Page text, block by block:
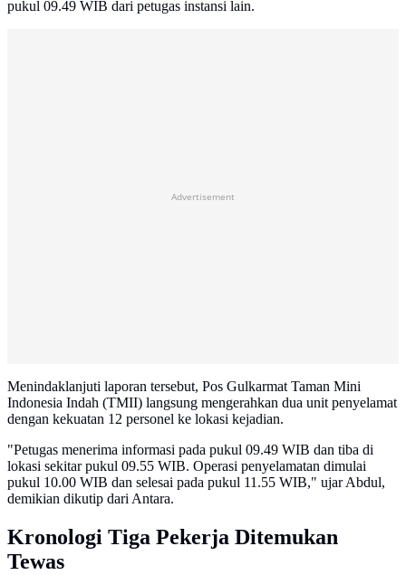
pukul 09.49 WIB dari petugas instansi lain.
Advertisement
Menindaklanjuti laporan tersebut, Pos Gulkarmat Taman Mini
Indonesia Indah (TMII) langsung mengerahkan dua unit penyelamat
dengan kekuatan 12 personel ke lokasi kejadian.
"Petugas menerima informasi pada pukul 09.49 WIB dan tiba di
lokasi sekitar pukul 09.55 WIB. Operasi penyelamatan dimulai
pukul 10.00 WIB dan selesai pada pukul 11.55 WIB," ujar Abdul,
demikian dikutip dari Antara.
Kronologi Tiga Pekerja Ditemukan
Tewas